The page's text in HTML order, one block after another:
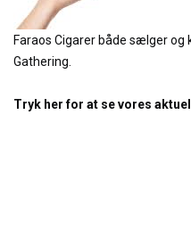
Faraos Cigarer både sælger
Gathering.
Tryk her for at se vores